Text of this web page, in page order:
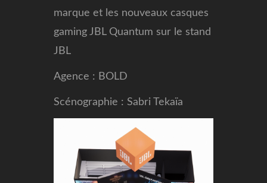
marque et les nouveaux casques
gaming JBL Quantum sur le stand
JBL
Agence : BOLD
Scénographie : Sabri Tekaïa